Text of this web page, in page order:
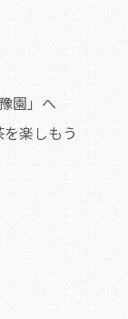
園」へ
楽しもう